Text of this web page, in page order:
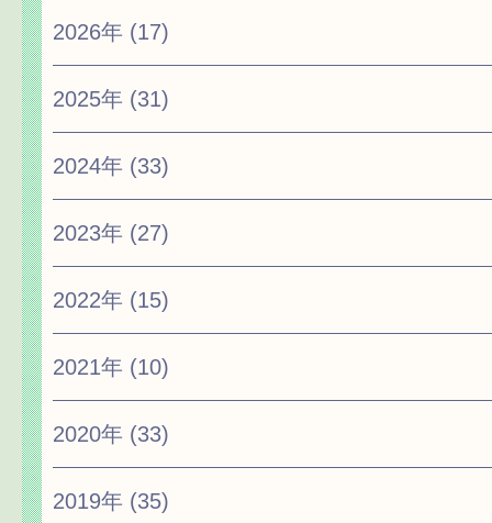
2026年 (17)
2025年 (31)
2024年 (33)
2023年 (27)
2022年 (15)
2021年 (10)
2020年 (33)
2019年 (35)